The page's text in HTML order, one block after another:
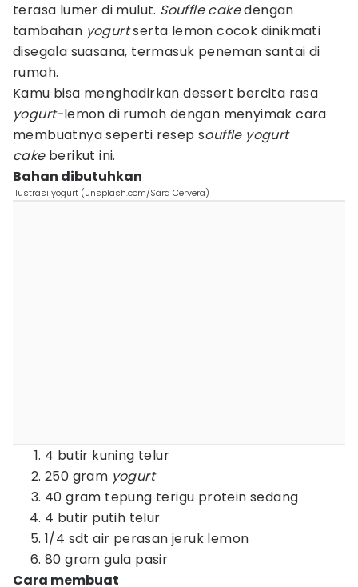
terasa lumer di mulut. Souffle cakedengan
tambahan yogurtserta lemon cocok dinikmati
disegala suasana, termasuk peneman santai di
rumah.
Kamu bisa menghadirkan dessert bercita rasa
yogurt-lemon di rumah dengan menyimak cara
membuatnya seperti resep souffle yogurt
cake berikut ini.
Bahan dibutuhkan
ilustrasi yogurt (unsplash.com/Sara Cervera)
4 butir kuning telur
250 gram yogurt
40 gram tepung terigu protein sedang
4 butir putih telur
1/4 sdt air perasan jeruk lemon
80 gram gula pasir
Cara membuat